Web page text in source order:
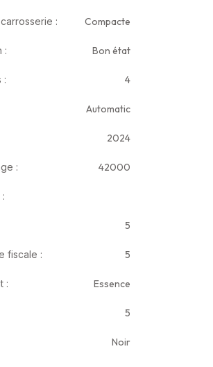
: Compacte
: Bon état
: 4
Automatic
2024
: 42000
5
fiscale : 5
: Essence
5
Noir